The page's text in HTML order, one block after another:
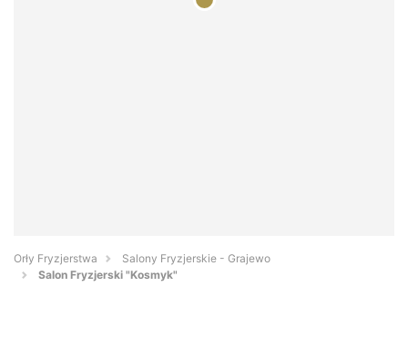
Orły Fryzjerstwa
Salony Fryzjerskie - Grajewo
Salon Fryzjerski "Kosmyk"